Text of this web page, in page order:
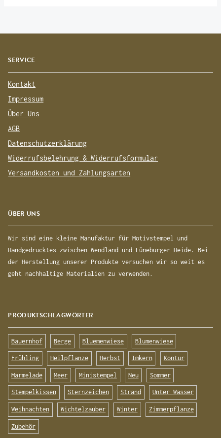
SERVICE
Kontakt
Impressum
Über Uns
AGB
Datenschutzerklärung
Widerrufsbelehrung & Widerrufsformular
Versandkosten und Zahlungsarten
ÜBER UNS
Wir sind eine kleine Manufaktur für Motivstempel und
Handgedrucktes zwischen Wendland und Lüneburger Heide. Bei
der Herstellung unserer Produkte versuchen wir so weit es
geht nachhaltige Materialien zu verwenden.
PRODUKTSCHLAGWÖRTER
Bauernhof Berge Bluemenwiese Blumenwiese
Frühling Heilpflanze Herbst Imkern Kontur
Marmelade Meer Ministempel Neu Sommer
Stempelkissen Sternzeichen Strand Unter Wasser
Weihnachten Wichtelzauber Winter Zimmerpflanze
Zubehör